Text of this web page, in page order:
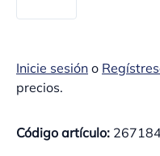
Inicie sesión o
precios.
Código artículo: